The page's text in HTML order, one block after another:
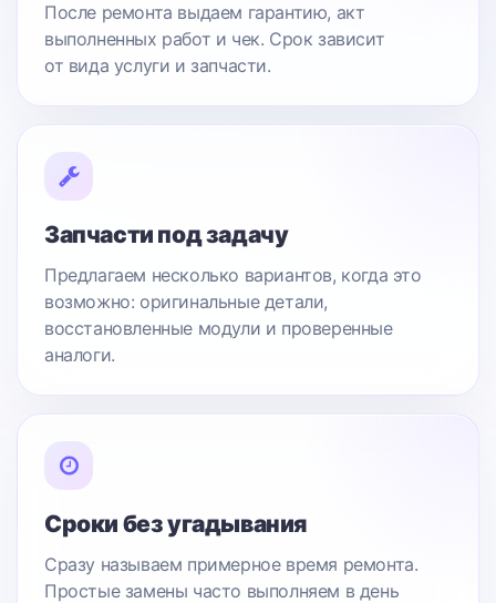
После ремонта выдаем гарантию, акт
выполненных работ и чек. Срок зависит
от вида услуги и запчасти.
Запчасти под задачу
Предлагаем несколько вариантов, когда это
возможно: оригинальные детали,
восстановленные модули и проверенные
аналоги.
Сроки без угадывания
Сразу называем примерное время ремонта.
Простые замены часто выполняем в день